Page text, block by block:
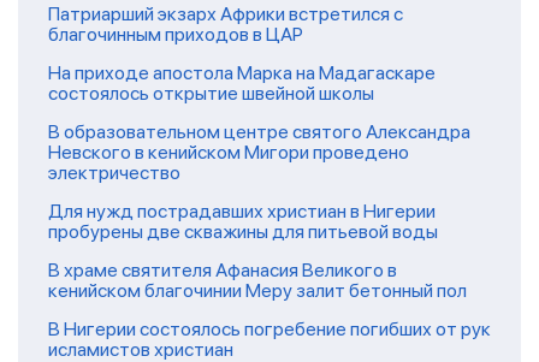
Патриарший экзарх Африки встретился с
благочинным приходов в ЦАР
На приходе апостола Марка на Мадагаскаре
состоялось открытие швейной школы
В образовательном центре святого Александра
Невского в кенийском Мигори проведено
электричество
Для нужд пострадавших христиан в Нигерии
пробурены две скважины для питьевой воды
В храме святителя Афанасия Великого в
кенийском благочинии Меру залит бетонный пол
В Нигерии состоялось погребение погибших от рук
исламистов христиан